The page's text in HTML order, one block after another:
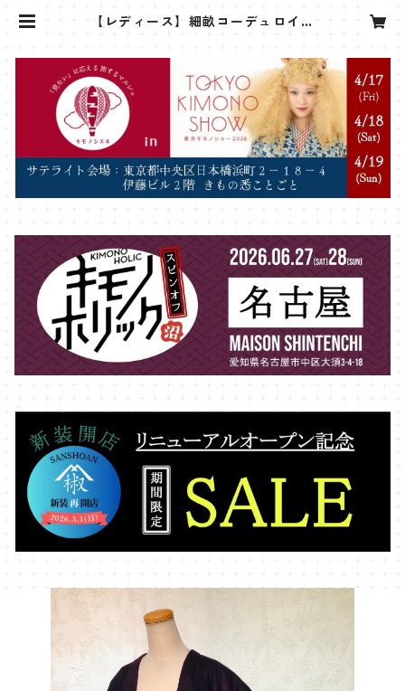
【レディース】細畝コーデュロイ羽